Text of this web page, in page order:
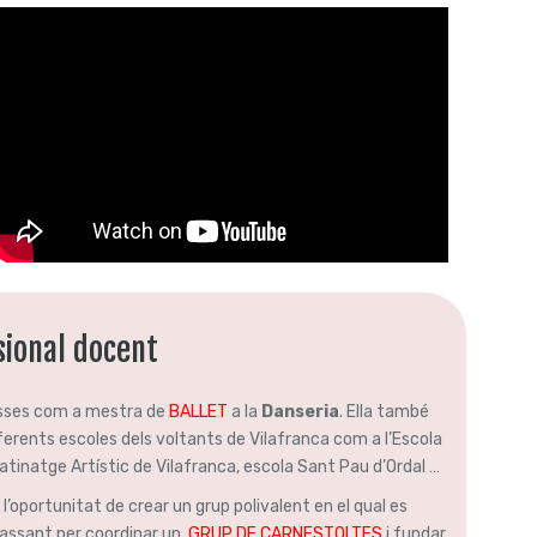
docent
com a mestra de BALLET a la Danseria. Ella també
escoles dels voltants de Vilafranca com a l’Escola
Artístic de Vilafranca, escola Sant Pau d’Ordal …
de crear un grup polivalent en el qual es